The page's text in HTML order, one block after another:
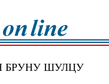
БРУНУ ШУЛЦУ